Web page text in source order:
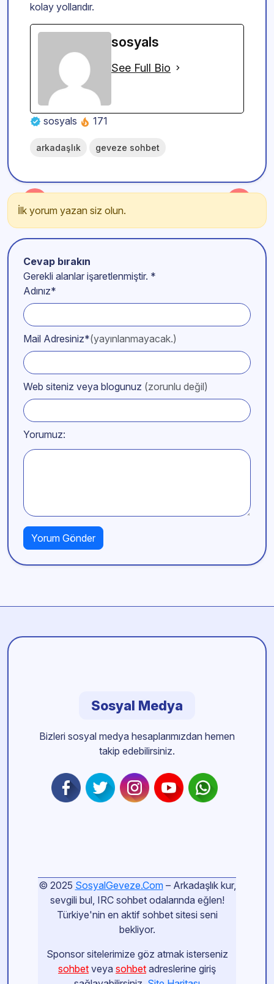
kolay yollarıdır.
sosyals
See Full Bio
sosyals 171
arkadaşlık geveze sohbet
İlk yorum yazan siz olun.
Cevap bırakın
Gerekli alanlar işaretlenmiştir. *
Adınız*
Mail Adresiniz*(yayınlanmayacak.)
Web siteniz veya blogunuz (zorunlu değil)
Yorumuz:
Sosyal Medya
Bizleri sosyal medya hesaplarımızdan hemen
takip edebilirsiniz.
© 2025 SosyalGeveze.Com– Arkadaşlık kur,
sevgili bul, IRC sohbet odalarında eğlen!
Türkiye'nin en aktif sohbet sitesi seni
bekliyor.
Sponsor sitelerimize göz atmak isterseniz
sohbet veya sohbet adreslerine giriş